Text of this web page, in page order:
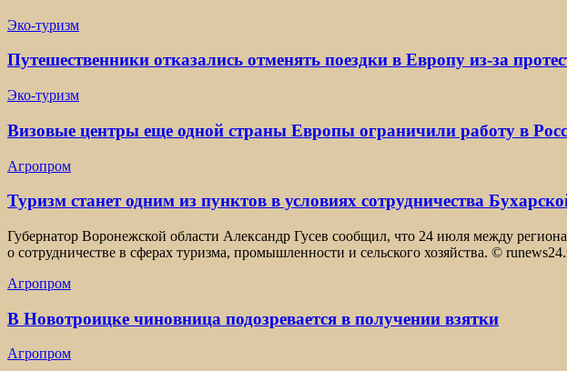
Эко-туризм
Путешественники отказались отменять поездки в Европу из-за
Эко-туризм
Визовые центры еще одной страны Европы ограничили работу в
Агропром
Туризм станет одним из пунктов в условиях сотрудничества
Губернатор Воронежской области Александр Гусев сообщил, что 24 июля между
о сотрудничестве в сферах туризма, промышленности и сельского хозяйства. ©
Агропром
В Новотроицке чиновница подозревается в получении взятки
Агропром